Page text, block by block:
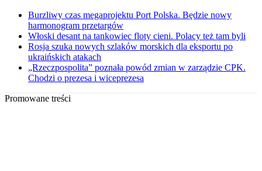
Burzliwy czas megaprojektu Port Polska. Będzie nowy
harmonogram przetargów
Włoski desant na tankowiec floty cieni. Polacy też tam byli
Rosja szuka nowych szlaków morskich dla eksportu po
ukraińskich atakach
„Rzeczpospolita” poznała powód zmian w zarządzie CPK.
Chodzi o prezesa i wiceprezesa
Promowane treści